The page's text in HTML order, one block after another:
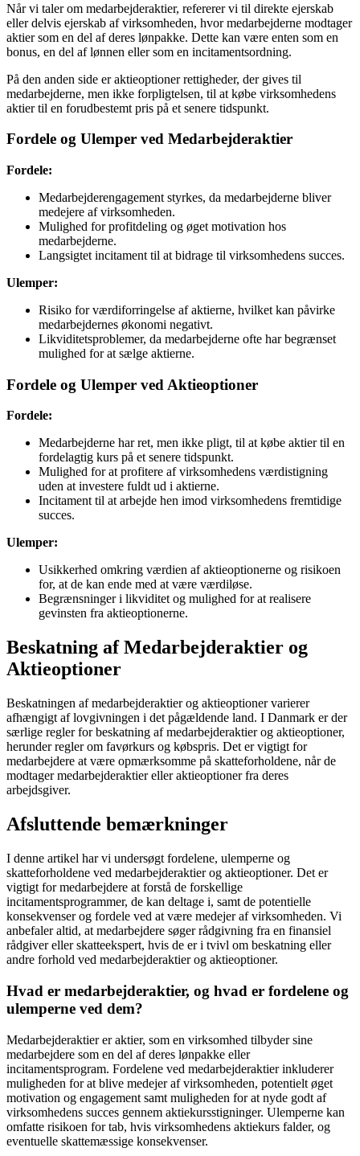
Når vi taler om medarbejderaktier, refererer vi til direkte ejerskab
eller delvis ejerskab af virksomheden, hvor medarbejderne modtager
aktier som en del af deres lønpakke. Dette kan være enten som en
bonus, en del af lønnen eller som en incitamentsordning.
På den anden side er aktieoptioner rettigheder, der gives til
medarbejderne, men ikke forpligtelsen, til at købe virksomhedens
aktier til en forudbestemt pris på et senere tidspunkt.
Fordele og Ulemper ved Medarbejderaktier
Fordele:
Medarbejderengagement styrkes, da medarbejderne bliver
medejere af virksomheden.
Mulighed for profitdeling og øget motivation hos
medarbejderne.
Langsigtet incitament til at bidrage til virksomhedens succes.
Ulemper:
Risiko for værdiforringelse af aktierne, hvilket kan påvirke
medarbejdernes økonomi negativt.
Likviditetsproblemer, da medarbejderne ofte har begrænset
mulighed for at sælge aktierne.
Fordele og Ulemper ved Aktieoptioner
Fordele:
Medarbejderne har ret, men ikke pligt, til at købe aktier til en
fordelagtig kurs på et senere tidspunkt.
Mulighed for at profitere af virksomhedens værdistigning
uden at investere fuldt ud i aktierne.
Incitament til at arbejde hen imod virksomhedens fremtidige
succes.
Ulemper:
Usikkerhed omkring værdien af aktieoptionerne og risikoen
for, at de kan ende med at være værdiløse.
Begrænsninger i likviditet og mulighed for at realisere
gevinsten fra aktieoptionerne.
Beskatning af Medarbejderaktier og
Aktieoptioner
Beskatningen af medarbejderaktier og aktieoptioner varierer
afhængigt af lovgivningen i det pågældende land. I Danmark er der
særlige regler for beskatning af medarbejderaktier og aktieoptioner,
herunder regler om favørkurs og købspris. Det er vigtigt for
medarbejdere at være opmærksomme på skatteforholdene, når de
modtager medarbejderaktier eller aktieoptioner fra deres
arbejdsgiver.
Afsluttende bemærkninger
I denne artikel har vi undersøgt fordelene, ulemperne og
skatteforholdene ved medarbejderaktier og aktieoptioner. Det er
vigtigt for medarbejdere at forstå de forskellige
incitamentsprogrammer, de kan deltage i, samt de potentielle
konsekvenser og fordele ved at være medejer af virksomheden. Vi
anbefaler altid, at medarbejdere søger rådgivning fra en finansiel
rådgiver eller skatteekspert, hvis de er i tvivl om beskatning eller
andre forhold ved medarbejderaktier og aktieoptioner.
Hvad er medarbejderaktier, og hvad er fordelene og
ulemperne ved dem?
Medarbejderaktier er aktier, som en virksomhed tilbyder sine
medarbejdere som en del af deres lønpakke eller
incitamentsprogram. Fordelene ved medarbejderaktier inkluderer
muligheden for at blive medejer af virksomheden, potentielt øget
motivation og engagement samt muligheden for at nyde godt af
virksomhedens succes gennem aktiekursstigninger. Ulemperne kan
omfatte risikoen for tab, hvis virksomhedens aktiekurs falder, og
eventuelle skattemæssige konsekvenser.